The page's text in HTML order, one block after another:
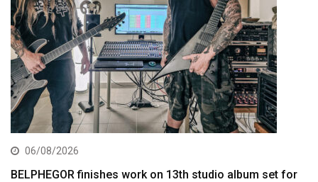
06/08/2026
BELPHEGOR finishes work on 13th studio album set for